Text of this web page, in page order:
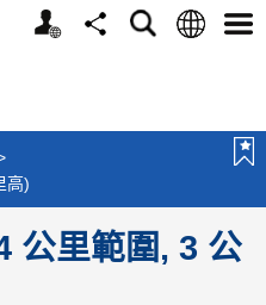
個
分
搜
語
選
高)
公里範圍, 3 公